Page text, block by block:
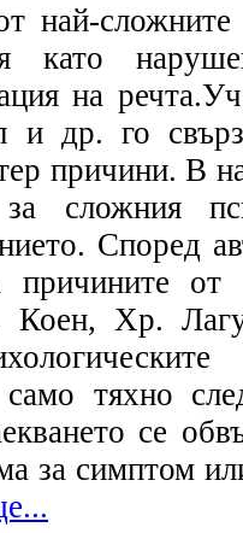
най-
като
на
и др. го
причини. В
сложния
Според
от
Хр.
тяхно
се
за симптом